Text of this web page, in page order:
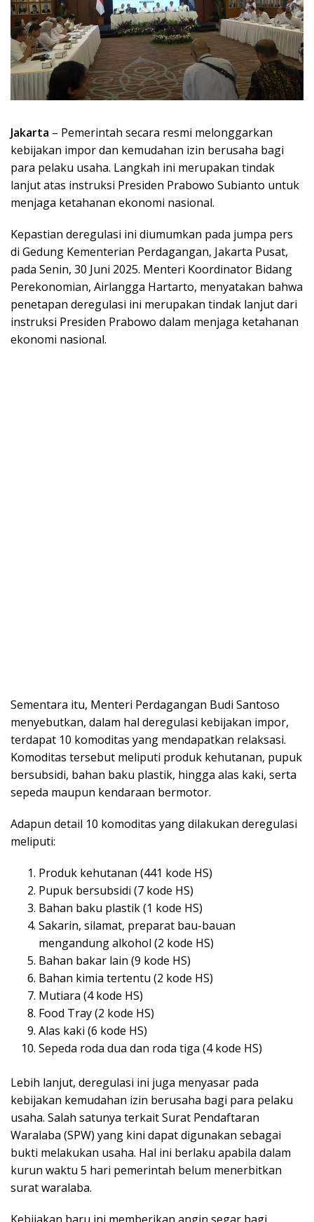
Jakarta – Pemerintah secara resmi melonggarkan
kebijakan impor dan kemudahan izin berusaha bagi
para pelaku usaha. Langkah ini merupakan tindak
lanjut atas instruksi Presiden Prabowo Subianto untuk
menjaga ketahanan ekonomi nasional.
Kepastian deregulasi ini diumumkan pada jumpa pers
di Gedung Kementerian Perdagangan, Jakarta Pusat,
pada Senin, 30 Juni 2025. Menteri Koordinator Bidang
Perekonomian, Airlangga Hartarto, menyatakan bahwa
penetapan deregulasi ini merupakan tindak lanjut dari
instruksi Presiden Prabowo dalam menjaga ketahanan
ekonomi nasional.
Sementara itu, Menteri Perdagangan Budi Santoso
menyebutkan, dalam hal deregulasi kebijakan impor,
terdapat 10 komoditas yang mendapatkan relaksasi.
Komoditas tersebut meliputi produk kehutanan, pupuk
bersubsidi, bahan baku plastik, hingga alas kaki, serta
sepeda maupun kendaraan bermotor.
Adapun detail 10 komoditas yang dilakukan deregulasi
meliputi:
Produk kehutanan (441 kode HS)
Pupuk bersubsidi (7 kode HS)
Bahan baku plastik (1 kode HS)
Sakarin, silamat, preparat bau-bauan
mengandung alkohol (2 kode HS)
Bahan bakar lain (9 kode HS)
Bahan kimia tertentu (2 kode HS)
Mutiara (4 kode HS)
Food Tray (2 kode HS)
Alas kaki (6 kode HS)
Sepeda roda dua dan roda tiga (4 kode HS)
Lebih lanjut, deregulasi ini juga menyasar pada
kebijakan kemudahan izin berusaha bagi para pelaku
usaha. Salah satunya terkait Surat Pendaftaran
Waralaba (SPW) yang kini dapat digunakan sebagai
bukti melakukan usaha. Hal ini berlaku apabila dalam
kurun waktu 5 hari pemerintah belum menerbitkan
surat waralaba.